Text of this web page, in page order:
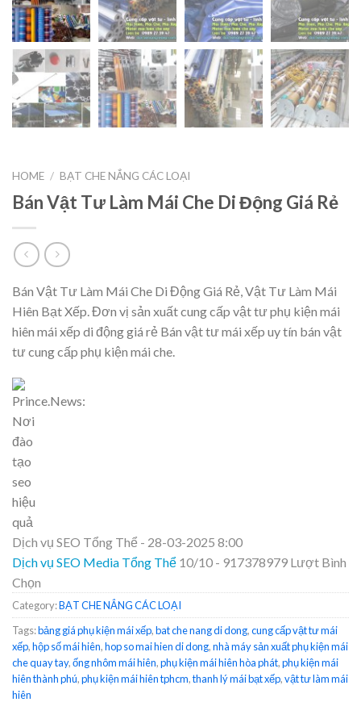
HOME / BẠT CHE NẮNG CÁC LOẠI
Bán Vật Tư Làm Mái Che Di Động Giá Rẻ
Bán Vật Tư Làm Mái Che Di Động Giá Rẻ, Vật Tư Làm Mái
Hiên Bạt Xếp. Đơn vị sản xuất cung cấp vật tư phụ kiện mái
hiên mái xếp di động giá rẻ Bán vật tư mái xếp uy tín bán vật
tư cung cấp phụ kiện mái che.
Dịch vụ SEO Tổng Thể - 28-03-2025 8:00
Dịch vụ SEO Media Tổng Thể 10/10 - 917378979 Lượt Bình
Chọn
Category:BẠT CHE NẮNG CÁC LOẠI
Tags:bảng giá phụ kiện mái xếp,bat che nang di dong,cung cấp vật tư mái
xếp,hộp số mái hiên,hop so mai hien di dong,nhà máy sản xuất phụ kiện mái
che quay tay,ống nhôm mái hiên,phụ kiện mái hiên hòa phát,phụ kiện mái
hiên thành phú,phụ kiện mái hiên tphcm,thanh lý mái bạt xếp,vật tư làm mái
hiên